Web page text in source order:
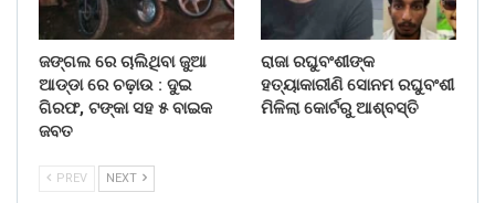
ଜଙ୍ଗଲ ରେ ଚାଲିଥିବା ଜୁଆ
ଆଡ୍ଡା ରେ ଚଢ଼ାଉ : ଦୁଇ
ଗିରଫ, ଟଙ୍କା ସହ ୫ ବାଇକ
ଜବତ
ରାଜା ରଘୁବଂଶୀଙ୍କ
ହତ୍ୟାକାରୀଣି ସୋନମ ରଘୁବଂଶୀ
ମିଳିଲା କୋର୍ଟରୁ ଆଶ୍ବସ୍ତି
PREV NEXT